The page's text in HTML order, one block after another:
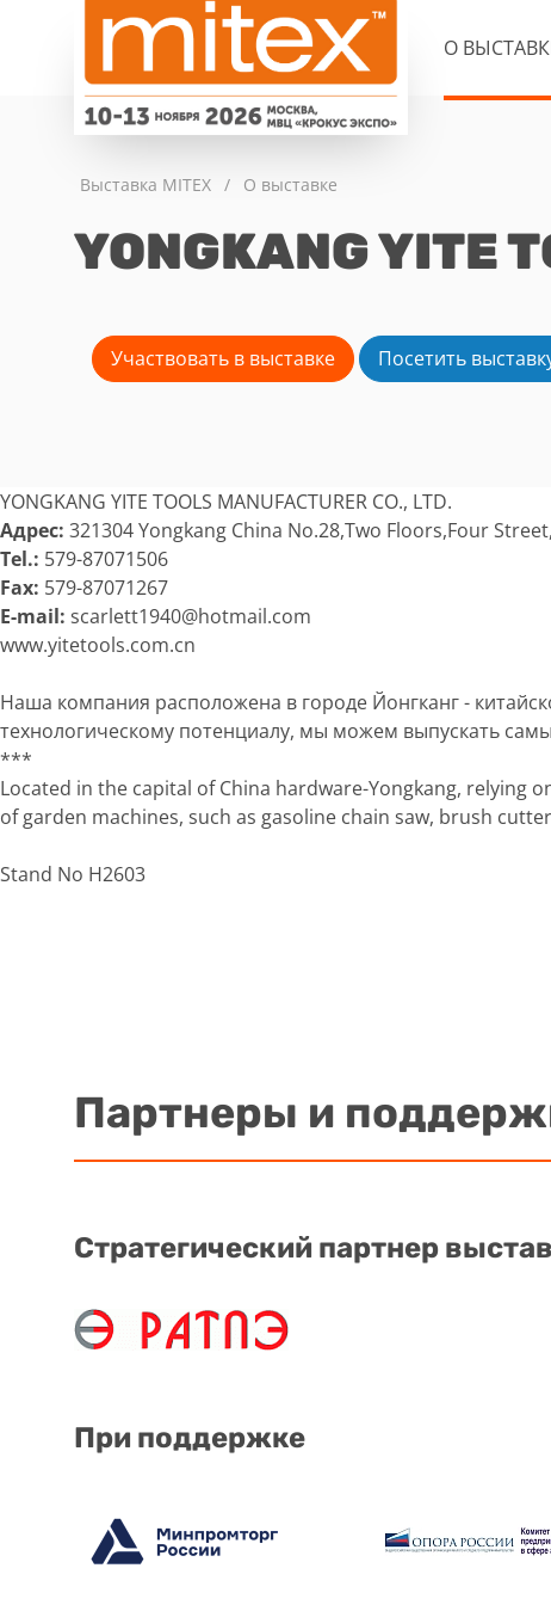
О
Выставка MITEX / О выставке
YONGKANG YITE
Участвовать в выставке Посетить
YONGKANG YITE TOOLS MANUFACTURER CO., LTD.
Адрес: 321304 Yongkang China No.28,Two Floors,Four
Tel.: 579-87071506
Fax: 579-87071267
E-mail: scarlett1940@hotmail.com
www.yitetools.com.cn
Наша компания расположена в городе Йонгканг -
технологическому потенциалу, мы можем выпускать
***
Located in the capital of China hardware-Yongkang,
of garden machines, such as gasoline chain saw, brush
Stand No H2603
Партнеры и
Стратегический партнер
При поддержке